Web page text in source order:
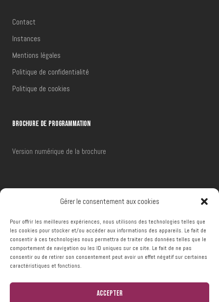
Gérer le consentement aux cookies
Pour offrir les meilleures expériences, nous utilisons des technologies telles que
les cookies pour stocker et/ou accéder aux informations des appareils. Le fait de
consentir à ces technologies nous permettra de traiter des données telles que le
comportement de navigation ou les ID uniques sur ce site. Le fait de ne pas
consentir ou de retirer son consentement peut avoir un effet négatif sur certaines
caractéristiques et fonctions.
Accepter
Contact
Instances
Mentions légales
Politique de confidentialité
Politique de cookies
BROCHURE DE PROGRAMMATION
Version numérique de la brochure
Téléphone :+32 (0)65 66 48 00
Email :reservations@ccframeries.be